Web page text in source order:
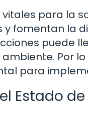
para la
fomentan la
puede
Por
para
Estado